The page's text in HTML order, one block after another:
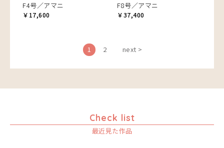
F4号／アマニ
￥17,600
F8号／アマニ
￥37,400
1 2 next >
Check list
最近見た作品